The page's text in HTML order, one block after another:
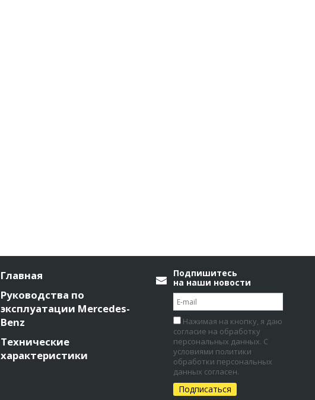
Главная
Руководства по
эксплуатации Mercedes-
Benz
Технические
характеристики
Подпишитесь
на наши новости
Нажимая на кнопку, я даю
согласие на обработку
персональных данных. С
условиями политики
обработки персональных
данных согласен.